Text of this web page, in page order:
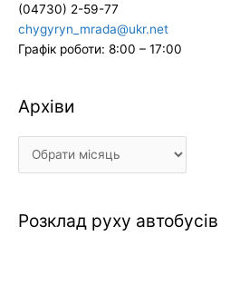
(04730) 2-59-77
chygyryn_mrada@ukr.net
Графік роботи: 8:00 – 17:00
Архіви
Архіви
Розклад руху автобусів